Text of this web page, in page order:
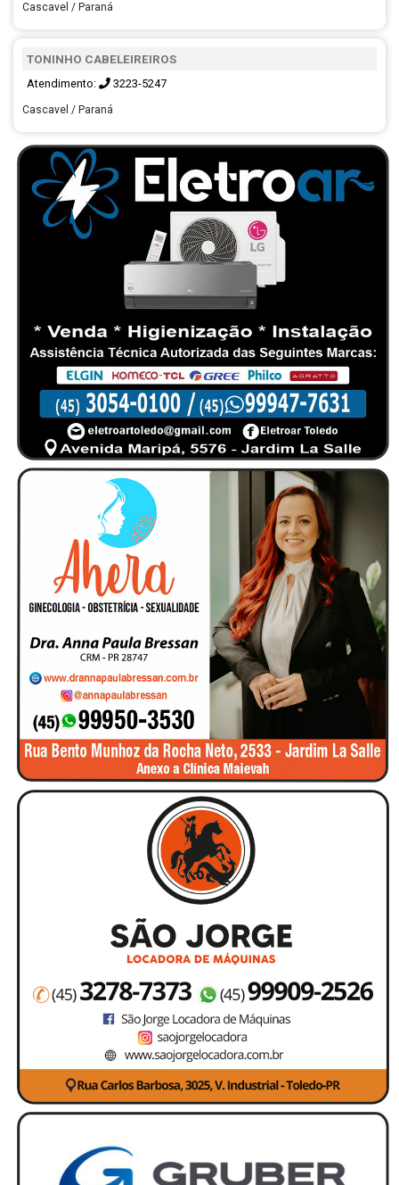
Cascavel / Paraná
TONINHO CABELEIREIROS
Atendimento: 3223-5247
Cascavel / Paraná